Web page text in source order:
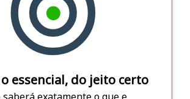
essencial, do jeito certo